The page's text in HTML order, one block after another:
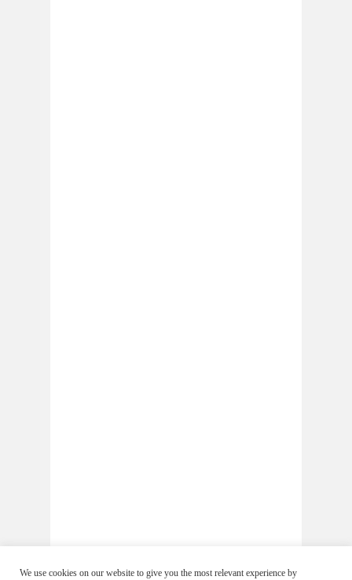
We use cookies on our website to give you the most relevant experience by